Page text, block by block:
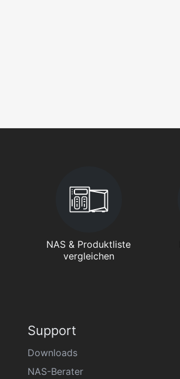
NAS & Produktliste
vergleichen
Support
Downloads
NAS-Berater